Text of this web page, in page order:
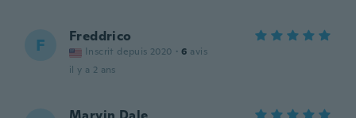
F Freddrico
Inscrit depuis 2020 · 6 avis
il y a 2 ans